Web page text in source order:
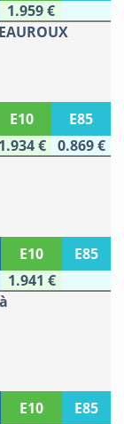
1.959 €
E10
E85
1.934 €
0.869 €
E10
E85
1.941 €
E10
E85